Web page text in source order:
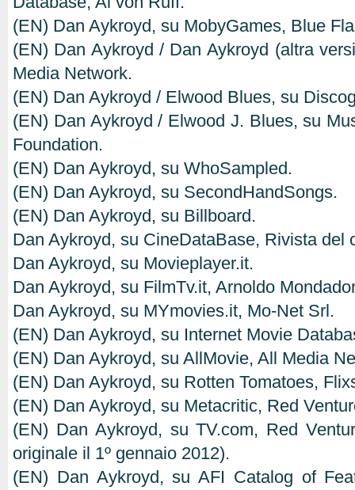
(EN) Dan Aykroyd, su MobyGames, Blue
(EN) Dan Aykroyd / Dan Aykroyd (altra
Media Network.
(EN) Dan Aykroyd / Elwood Blues, su
(EN) Dan Aykroyd / Elwood J. Blues, su
Foundation.
(EN) Dan Aykroyd, su WhoSampled.
(EN) Dan Aykroyd, su SecondHandSongs.
(EN) Dan Aykroyd, su Billboard.
Dan Aykroyd, su CineDataBase, Rivista del
Dan Aykroyd, su Movieplayer.it.
Dan Aykroyd, su FilmTv.it, Arnoldo
Dan Aykroyd, su MYmovies.it, Mo-Net Srl.
(EN) Dan Aykroyd, su Internet Movie
(EN) Dan Aykroyd, su AllMovie, All Media
(EN) Dan Aykroyd, su Rotten Tomatoes,
(EN) Dan Aykroyd, su Metacritic, Red
(EN) Dan Aykroyd, su TV.com, Red
originale il 1º gennaio 2012).
(EN) Dan Aykroyd, su AFI Catalog of